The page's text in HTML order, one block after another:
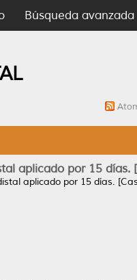
Búsqueda avanzada
aplicado por 15 días.
aplicado por 15 días.